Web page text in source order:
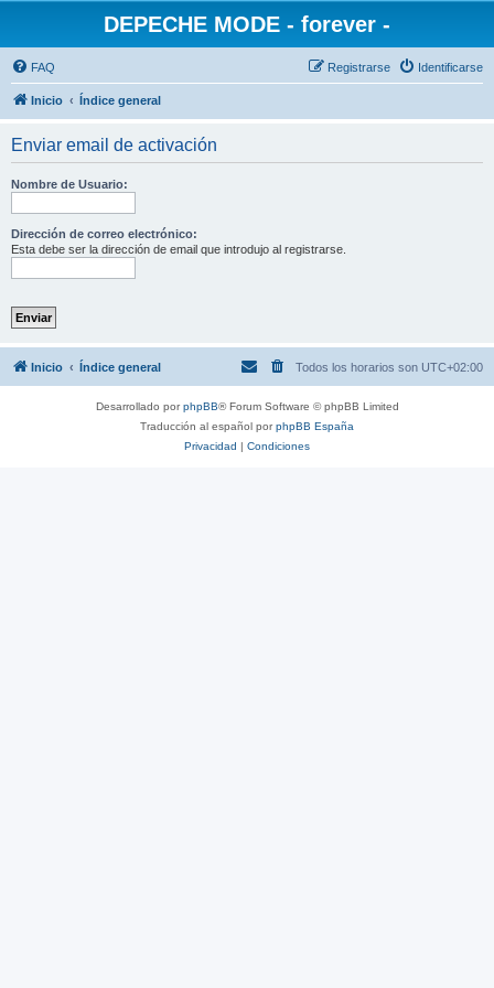
DEPECHE MODE - forever -
FAQ Identificarse
Registrarse
Inicio Índice general
Enviar email de activación
Nombre de Usuario:
Dirección de correo electrónico:
Esta debe ser la dirección de email que introdujo al registrarse.
Inicio Índice general Todos los horarios son UTC+02:00
Desarrollado porphpBB® Forum Software © phpBB Limited
Traducción al español porphpBB España
Privacidad | Condiciones